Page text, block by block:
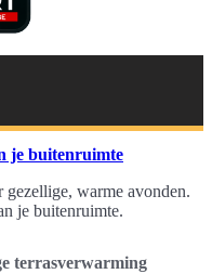
je buitenruimte
gezellige, warme avonden.
je buitenruimte.
terrasverwarming